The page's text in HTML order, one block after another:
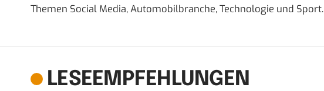
Themen Social Media, Automobilbranche, Technologie und Sport.
LESEEMPFEHLUNGEN